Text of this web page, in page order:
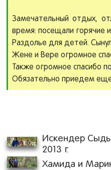
Замечательный отдых,
время: посещали горячие
Раздолье для детей.
Жене и Вере огромное
Также огромное спасибо
Обязательно приедем
Искендер
2013 г.
Хамида и